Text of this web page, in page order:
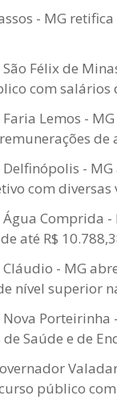
- MG
Félix de
com salários
Lemos -
de
- MG
com diversas
Comprida -
até R$
- MG
nível superior
Porteirinha
Saúde e de
público